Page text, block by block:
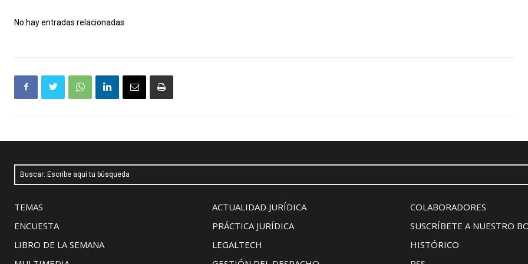
No hay entradas relacionadas
Buscar: Escribe aquí tu búsqueda
TEMAS
ENCUESTA
LIBRO DE LA SEMANA
ACTUALIDAD JURÍDICA
PRÁCTICA JURÍDICA
LEGALTECH
COLABORADORES
SUSCRÍBETE A NUESTRO
HISTÓRICO